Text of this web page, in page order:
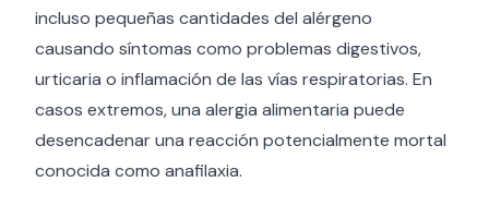
incluso pequeñas cantidades del alérgeno
causando síntomas como problemas digestivos,
urticaria o inflamación de las vías respiratorias. En
casos extremos, una alergia alimentaria puede
desencadenar una reacción potencialmente mortal
conocida como anafilaxia.